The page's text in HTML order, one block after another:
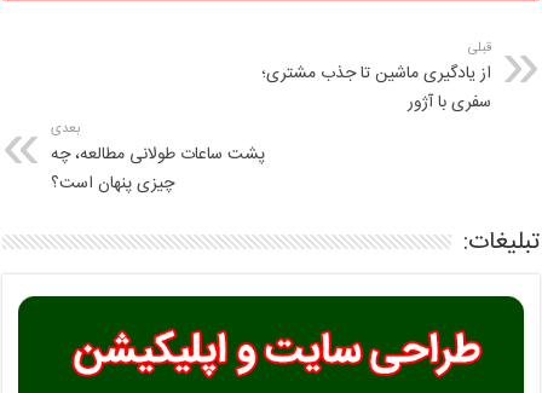
قبلی
از یادگیری ماشین تا جذب مشتری؛
سفری با آژور
بعدی
پشت ساعات طولانی مطالعه، چه
چیزی پنهان است؟
تبلیغات: